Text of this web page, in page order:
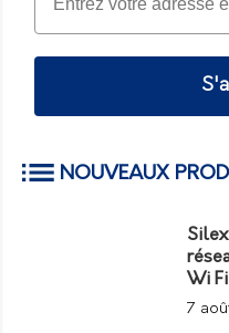
NOUVEAUX
Wi Fi
7